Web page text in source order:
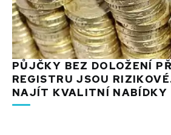
PŮJČKY BEZ DOLOŽENÍ
REGISTRU JSOU
NAJÍT KVALITNÍ NABÍDKY